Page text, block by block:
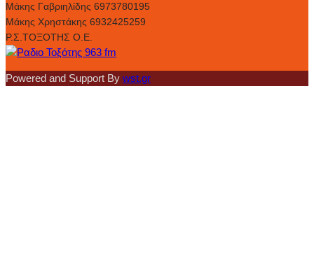
Μάκης Γαβριηλίδης 6973780195
Μάκης Χρηστάκης 6932425259
Ρ.Σ.ΤΟΞΟΤΗΣ Ο.Ε.
Powered and Support By wst.gr